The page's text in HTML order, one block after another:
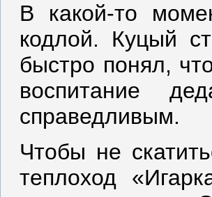
В какой-то
кодлой. Куцый
быстро понял,
воспитание
справедливым.
Чтобы не
теплоход